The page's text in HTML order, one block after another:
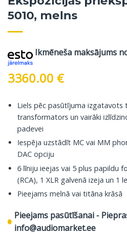
5010, melns
Ikmēneša maksājums
3360.00 €
Liels pēc pasūtījuma izgatavots
transformators un vairāki
padevei
Iespēja uzstādīt MC vai MM
DAC opciju
6 līniju ieejas vai 5 plus papildu
(RCA), 1 XLR galvenā izeja un 1
Pieejams melnā vai titāna krāsā
Pieejams pasūtīšanai -
info@audiomarket.ee